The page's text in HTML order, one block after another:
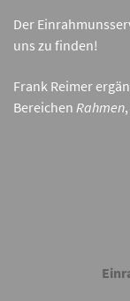
Der
uns zu finden!
Frank Reimer
Bereichen Rahmen,